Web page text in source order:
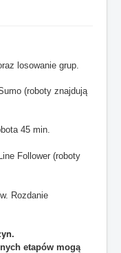
Day 2018
losowanie grup.
(roboty znajdują
45 min.
Follower (roboty
Rozdanie
etapów mogą